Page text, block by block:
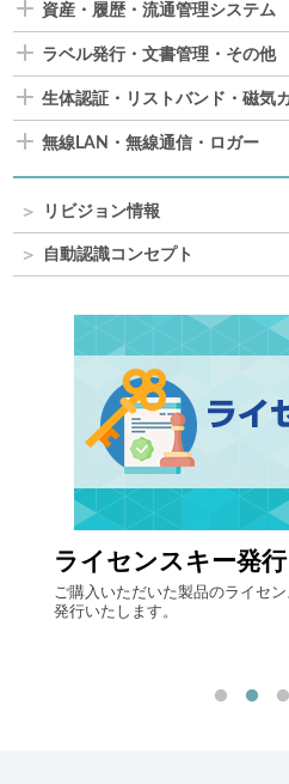
資産・履歴・流通管理システム
ラベル発行・文書管理・その他
生体認証・リストバンド・磁気
無線LAN・無線通信・ロガー
リビジョン情報
自動認識コンセプト
ライセンスキー発行
ご購入いただいた製品のライセ
発行いたします。